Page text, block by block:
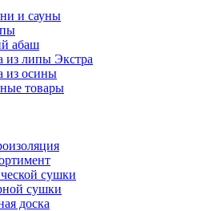
и сауны
абаш
из липы Экстра
из осины
товары
сушки
сушки
доска